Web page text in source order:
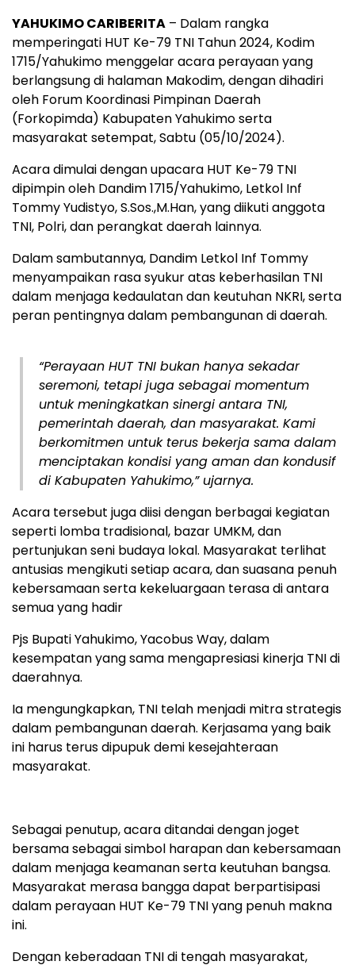
YAHUKIMO CARIBERITA – Dalam rangka
memperingati HUT Ke-79 TNI Tahun 2024, Kodim
1715/Yahukimo menggelar acara perayaan yang
berlangsung di halaman Makodim, dengan dihadiri
oleh Forum Koordinasi Pimpinan Daerah
(Forkopimda) Kabupaten Yahukimo serta
masyarakat setempat, Sabtu (05/10/2024).
Acara dimulai dengan upacara HUT Ke-79 TNI
dipimpin oleh Dandim 1715/Yahukimo, Letkol Inf
Tommy Yudistyo, S.Sos.,M.Han, yang diikuti anggota
TNI, Polri, dan perangkat daerah lainnya.
Dalam sambutannya, Dandim Letkol Inf Tommy
menyampaikan rasa syukur atas keberhasilan TNI
dalam menjaga kedaulatan dan keutuhan NKRI, serta
peran pentingnya dalam pembangunan di daerah.
“Perayaan HUT TNI bukan hanya sekadar
seremoni, tetapi juga sebagai momentum
untuk meningkatkan sinergi antara TNI,
pemerintah daerah, dan masyarakat. Kami
berkomitmen untuk terus bekerja sama dalam
menciptakan kondisi yang aman dan kondusif
di Kabupaten Yahukimo,” ujarnya.
Acara tersebut juga diisi dengan berbagai kegiatan
seperti lomba tradisional, bazar UMKM, dan
pertunjukan seni budaya lokal. Masyarakat terlihat
antusias mengikuti setiap acara, dan suasana penuh
kebersamaan serta kekeluargaan terasa di antara
semua yang hadir
Pjs Bupati Yahukimo, Yacobus Way, dalam
kesempatan yang sama mengapresiasi kinerja TNI di
daerahnya.
Ia mengungkapkan, TNI telah menjadi mitra strategis
dalam pembangunan daerah. Kerjasama yang baik
ini harus terus dipupuk demi kesejahteraan
masyarakat.
Sebagai penutup, acara ditandai dengan joget
bersama sebagai simbol harapan dan kebersamaan
dalam menjaga keamanan serta keutuhan bangsa.
Masyarakat merasa bangga dapat berpartisipasi
dalam perayaan HUT Ke-79 TNI yang penuh makna
ini.
Dengan keberadaan TNI di tengah masyarakat,